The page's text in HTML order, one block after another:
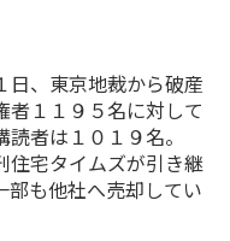
日、東京地裁から破産
者１１９５名に対して
者は１０１９名。
住宅タイムズが引き継
部も他社へ売却してい